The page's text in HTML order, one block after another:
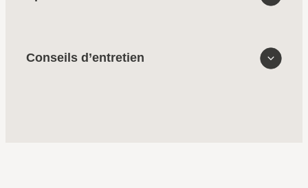
Conseils d’entretien